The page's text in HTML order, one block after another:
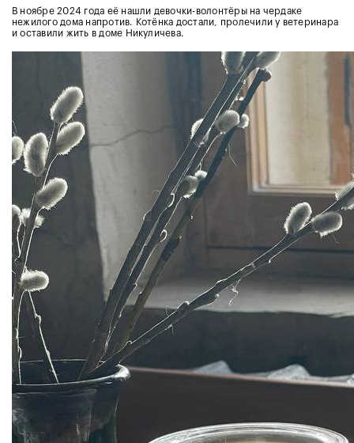
В ноябре 2024 года её нашли девочки-волонтёры на чердаке
нежилого дома напротив. Котёнка достали, пролечили у ветеринара
и оставили жить в доме Никуличева.